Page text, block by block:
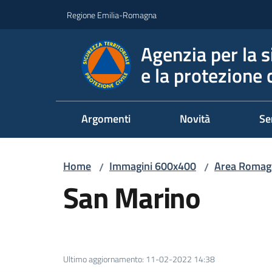
Regione Emilia-Romagna
Agenzia per la
e la protezione
Argomenti Novità
Home / Immagini 600x400 / Area
San Marino
Ultimo aggiornamento: 11-02-2022 14:38